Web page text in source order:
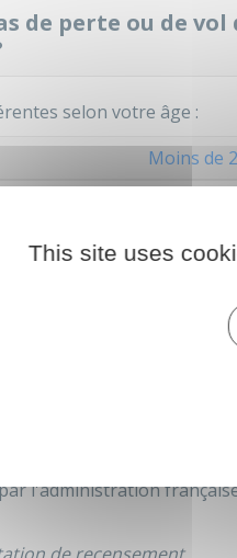
de perte ou de
selon votre âge :
Moins de
de
vous sert à
l'âge de 18 ans à un
l'administration
This site uses